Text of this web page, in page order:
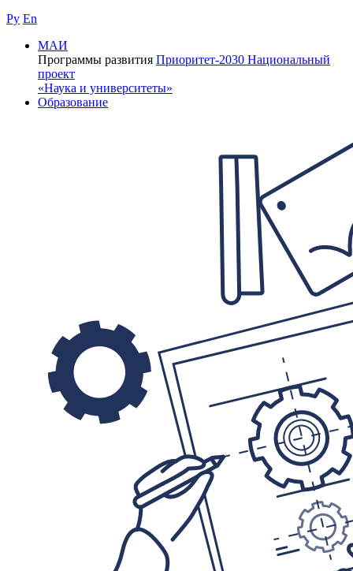
Ру En
МАИ
Программы развития Приоритет-2030 Национальный
проект
«Наука и университеты»
Образование